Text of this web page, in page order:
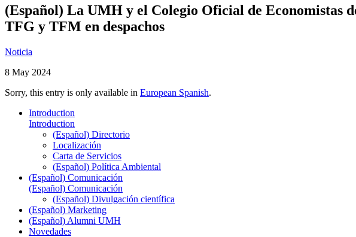
(Español) La UMH y el Colegio Oficial de Economistas
TFG y TFM en despachos
Noticia
8 May 2024
Sorry, this entry is only available in European Spanish.
Introduction
Introduction
(Español) Directorio
Localización
Carta de Servicios
(Español) Política Ambiental
(Español) Comunicación
(Español) Comunicación
(Español) Divulgación científica
(Español) Marketing
(Español) Alumni UMH
Novedades